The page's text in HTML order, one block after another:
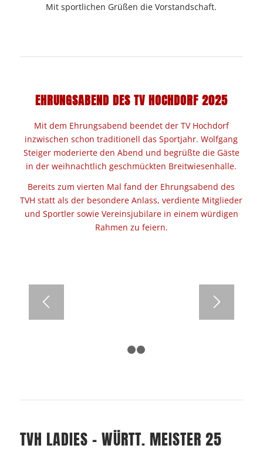
Mit sportlichen Grüßen die Vorstandschaft.
EHRUNGSABEND DES TV HOCHDORF 2025
Mit dem Ehrungsabend beendet der TV Hochdorf
inzwischen schon traditionell das Sportjahr. Wolfgang
Steiger moderierte den Abend und begrüßte die Gäste
in der weihnachtlich geschmückten Breitwiesenhalle.
Bereits zum vierten Mal fand der Ehrungsabend des
TVH statt als der besondere Anlass, verdiente Mitglieder
und Sportler sowie Vereinsjubilare in einem würdigen
Rahmen zu feiern.
TVH LADIES – WÜRTT. MEISTER 25